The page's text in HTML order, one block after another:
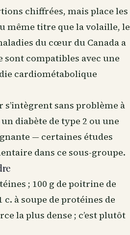
chiffrées, mais place les
même titre que la volaille, le
du cœur du Canada a
sont compatibles avec une
cardiométabolique
sans problème à
diabète de type 2 ou une
— certaines études
dans ce sous-groupe.
; 100 g de poitrine de
à soupe de protéines de
la plus dense ; c’est plutôt